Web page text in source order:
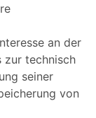
an der
zur technisch
seiner
von